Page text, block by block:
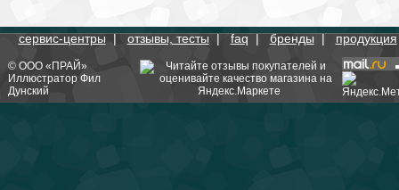
сервис-центры|отзывы, тесты|faq|бренды|продукция
© ООО «ПРАЙ»
Иллюстратор Фил
Дунский